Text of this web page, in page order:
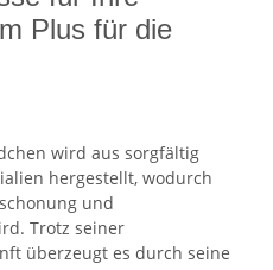
Plus für die
wird aus sorgfältig
hergestellt, wodurch
und
Trotz seiner
überzeugt es durch seine